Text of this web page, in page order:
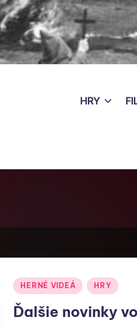
HRY
HERNÉ VIDEÁ HRY
Ďalšie novinky